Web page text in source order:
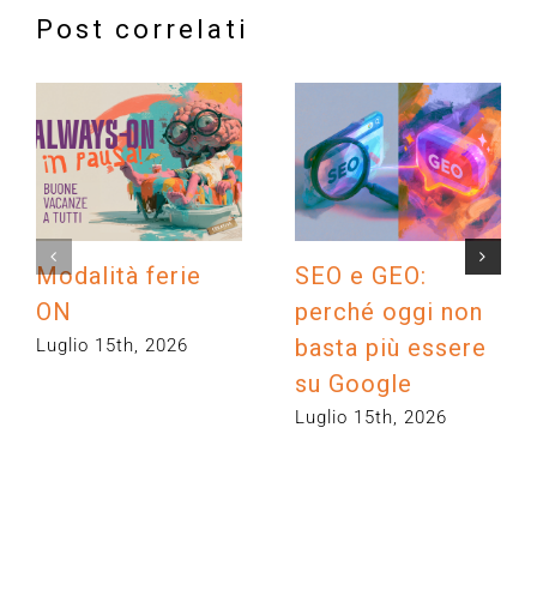
Post correlati
Modalità ferie
ON
Luglio 15th, 2026
SEO e GEO:
perché oggi non
basta più essere
su Google
Luglio 15th, 2026